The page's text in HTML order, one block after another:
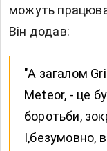
можуть
Він додав:
"А загалом
Meteor, - це
боротьби,
І,безумовно,